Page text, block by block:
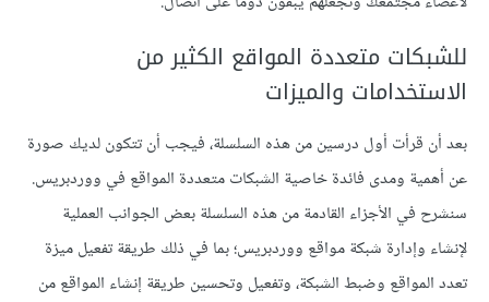
للشبكات متعددة المواقع الكثير من
الاستخدامات والميزات
بعد أن قرأت أول درسين من هذه السلسلة، فيجب أن تتكون لديك صورة
عن أهمية ومدى فائدة خاصية الشبكات متعددة المواقع في ووردبريس.
سنشرح في الأجزاء القادمة من هذه السلسلة بعض الجوانب العملية
لإنشاء وإدارة شبكة مواقع ووردبريس؛ بما في ذلك طريقة تفعيل ميزة
تعدد المواقع وضبط الشبكة، وتفعيل وتحسين طريقة إنشاء المواقع من